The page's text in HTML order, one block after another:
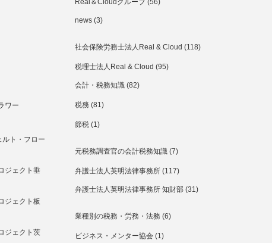
ワー
ト・フロー
ジェクト垂
ジェクト板
ジェクト茨
Real＆Cloudグループ(56)
news (3)
社会保険労務士法人Real & Cloud (118)
税理士法人Real & Cloud (95)
会計・税務知識 (82)
税務 (81)
節税 (1)
元税務調査官の会計税務知識 (7)
弁護士法人英明法律事務所 (117)
弁護士法人英明法律事務所 知財部 (31)
業種別の税務・労務・法務 (6)
ビジネス・メンター協会 (1)